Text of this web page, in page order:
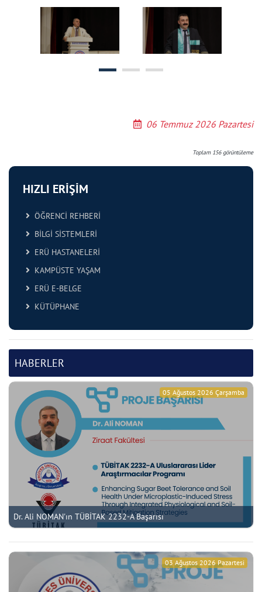
HIZLI ERİŞİM
ÖĞRENCİ REHBERİ
BİLGİ SİSTEMLERİ
ERÜ HASTANELERİ
KAMPÜSTE YAŞAM
ERÜ E-BELGE
KÜTÜPHANE
HABERLER
Dr. Ali NOMAN'ın TÜBİTAK 2232-A Başarısı
05 Ağustos 2026 Çarşamba
03 Ağustos 2026 Pazartesi
06 Temmuz 2026 Pazartesi
Toplam 156görüntüleme